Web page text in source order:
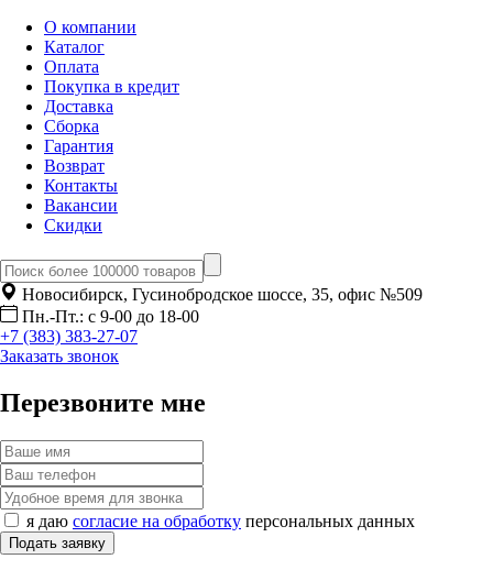
О компании
Каталог
Оплата
Покупка в кредит
Доставка
Сборка
Гарантия
Возврат
Контакты
Вакансии
Скидки
Новосибирск, Гусинобродское шоссе, 35, офис №509
Пн.-Пт.: с 9-00 до 18-00
+7 (383) 383-27-07
Заказать звонок
Перезвоните мне
я даю согласие на обработку персональных данных